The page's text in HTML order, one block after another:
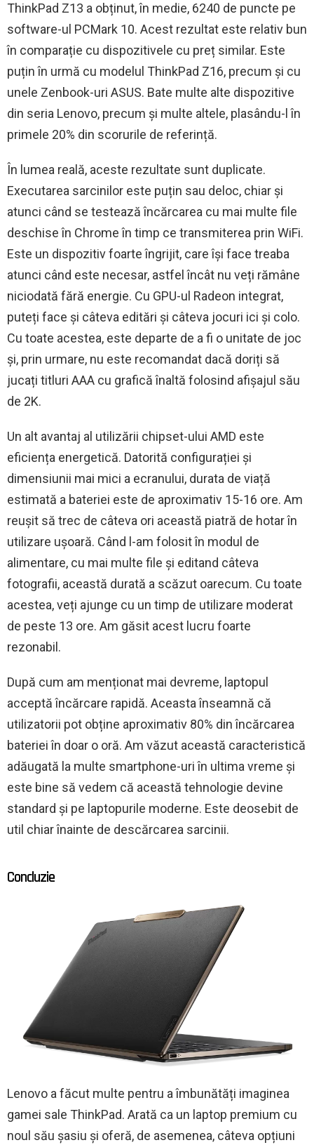
ThinkPad Z13 a obținut, în medie, 6240 de puncte pe
software-ul PCMark 10. Acest rezultat este relativ bun
în comparație cu dispozitivele cu preț similar. Este
puțin în urmă cu modelul ThinkPad Z16, precum și cu
unele Zenbook-uri ASUS. Bate multe alte dispozitive
din seria Lenovo, precum și multe altele, plasându-l în
primele 20% din scorurile de referință.
În lumea reală, aceste rezultate sunt duplicate.
Executarea sarcinilor este puțin sau deloc, chiar și
atunci când se testează încărcarea cu mai multe file
deschise în Chrome în timp ce transmiterea prin WiFi.
Este un dispozitiv foarte îngrijit, care își face treaba
atunci când este necesar, astfel încât nu veți rămâne
niciodată fără energie. Cu GPU-ul Radeon integrat,
puteți face și câteva editări și câteva jocuri ici și colo.
Cu toate acestea, este departe de a fi o unitate de joc
și, prin urmare, nu este recomandat dacă doriți să
jucați titluri AAA cu grafică înaltă folosind afișajul său
de 2K.
Un alt avantaj al utilizării chipset-ului AMD este
eficiența energetică. Datorită configurației și
dimensiunii mai mici a ecranului, durata de viață
estimată a bateriei este de aproximativ 15-16 ore. Am
reușit să trec de câteva ori această piatră de hotar în
utilizare ușoară. Când l-am folosit în modul de
alimentare, cu mai multe file și editand câteva
fotografii, această durată a scăzut oarecum. Cu toate
acestea, veți ajunge cu un timp de utilizare moderat
de peste 13 ore. Am găsit acest lucru foarte
rezonabil.
După cum am menționat mai devreme, laptopul
acceptă încărcare rapidă. Aceasta înseamnă că
utilizatorii pot obține aproximativ 80% din încărcarea
bateriei în doar o oră. Am văzut această caracteristică
adăugată la multe smartphone-uri în ultima vreme și
este bine să vedem că această tehnologie devine
standard și pe laptopurile moderne. Este deosebit de
util chiar înainte de descărcarea sarcinii.
Concluzie
Lenovo a făcut multe pentru a îmbunătăți imaginea
gamei sale ThinkPad. Arată ca un laptop premium cu
noul său șasiu și oferă, de asemenea, câteva opțiuni